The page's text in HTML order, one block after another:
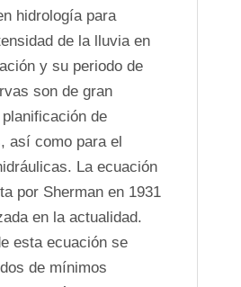
hidrología para
de la lluvia en
y su periodo de
son de gran
de
así como para el
La ecuación
por Sherman en 1931
en la actualidad.
esta ecuación se
de mínimos